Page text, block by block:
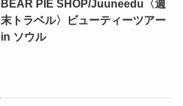
BEAR PIE SHOP/Juuneedu〈週
末トラベル〉ビューティーツアー
in ソウル